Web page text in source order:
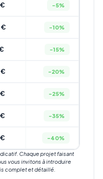
-5%
€ -10%
-15%
€ -20%
-25%
-35%
-40%
Chaque projet faisant
vous invitons à introduire
complet et détaillé.